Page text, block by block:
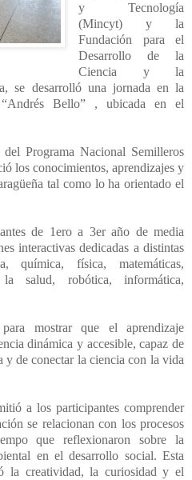
y Tecnología
(Mincyt) y la
Fundación para el
Desarrollo de la
Ciencia y la
se desarrolló una jornada en la
Bello” , ubicada en el
Programa Nacional Semilleros
los conocimientos, aprendizajes y
tal como lo ha orientado el
de 1ero a 3er año de media
interactivas dedicadas a distintas
química, física, matemáticas,
salud, robótica, informática,
mostrar que el aprendizaje
dinámica y accesible, capaz de
de conectar la ciencia con la vida
a los participantes comprender
se relacionan con los procesos
que reflexionaron sobre la
en el desarrollo social. Esta
la creatividad, la curiosidad y el